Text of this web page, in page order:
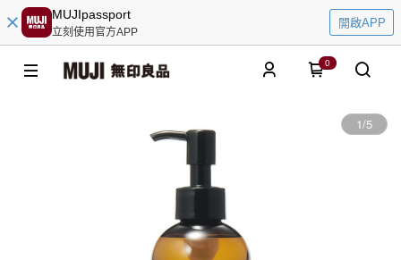
MUJIpassport
立刻使用官方APP
開啟APP
0
1/5